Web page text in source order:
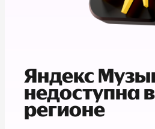
Яндекс
недоступна
регионе